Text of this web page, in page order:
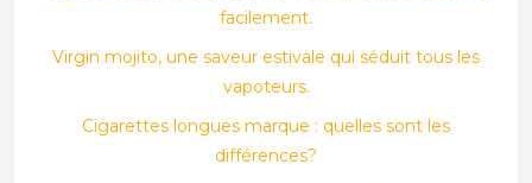
facilement.
Virgin mojito, une saveur estivale qui séduit tous les
vapoteurs.
Cigarettes longues marque : quelles sont les
différences?